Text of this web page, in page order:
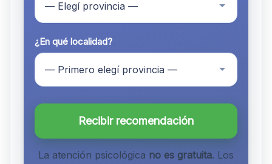
¿En qué localidad?
Recibir recomendación
La atención psicológica no es gratuita. Los